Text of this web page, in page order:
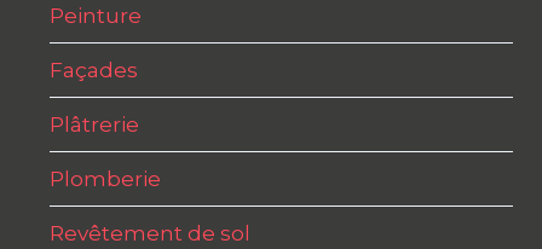
Peinture
Façades
Plâtrerie
Plomberie
Revêtement de sol